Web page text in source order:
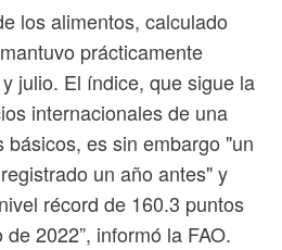
los alimentos, calculado
prácticamente
julio. El índice, que sigue la
internacionales de una
es sin embargo "un
un año antes" y
récord de 160.3 puntos
2022”, informó la FAO.